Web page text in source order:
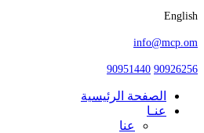
English
info@mcp.om
90926256
90951440
الصفحة الرئيسية
عنـا
عنا